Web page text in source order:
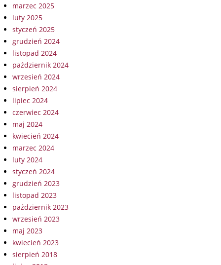
marzec 2025
luty 2025
styczeń 2025
grudzień 2024
listopad 2024
październik 2024
wrzesień 2024
sierpień 2024
lipiec 2024
czerwiec 2024
maj 2024
kwiecień 2024
marzec 2024
luty 2024
styczeń 2024
grudzień 2023
listopad 2023
październik 2023
wrzesień 2023
maj 2023
kwiecień 2023
sierpień 2018